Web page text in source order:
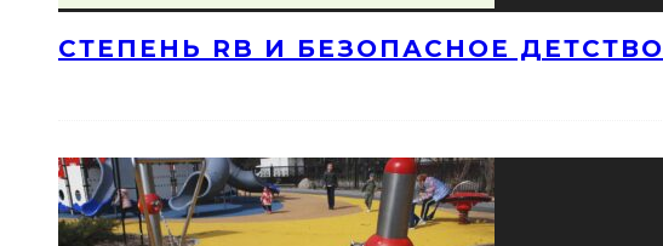
СТЕПЕНЬ RB И БЕЗОПАСНОЕ ДЕТСТВО